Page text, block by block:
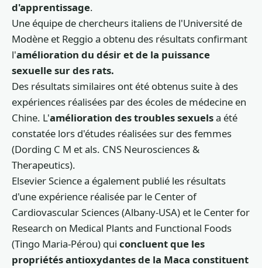
d'apprentissage.
Une équipe de chercheurs italiens de l'Université de
Modène et Reggio a obtenu des résultats confirmant
l'amélioration du désir et de la puissance
sexuelle sur des rats.
Des résultats similaires ont été obtenus suite à des
expériences réalisées par des écoles de médecine en
Chine. L'amélioration des troubles sexuelsa été
constatée lors d'études réalisées sur des femmes
(Dording C M et als. CNS Neurosciences &
Therapeutics).
Elsevier Science a également publié les résultats
d'une expérience réalisée par le Center of
Cardiovascular Sciences (Albany-USA) et le Center for
Research on Medical Plants and Functional Foods
(Tingo Maria-Pérou) qui concluent que les
propriétés antioxydantes de la Maca constituent